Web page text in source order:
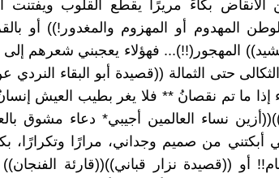
الأنقاض بكاءً مريرًا يقطع القلوب
المهدوم أو المهزوم والمغدور!)) أو
المهجور(!!)... فهؤلاء يعجبني شعرهم إلى
حتى الثمالة ((قصيدة أبو البقاء
ما تم نقصانُ ** فلا يغر بطيب العيش
نساء العالمين أجيبي* دعاء مشوق
أبكتني من صميم وجداني، مرارًا وتكرارًا،
أو ((قصيدة نزار قباني))((قارئة